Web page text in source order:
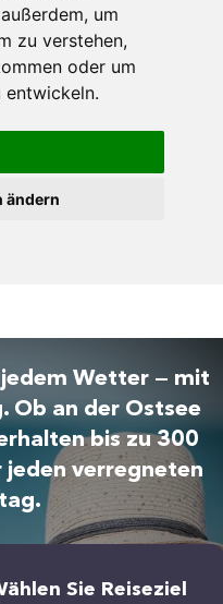
um
zu verstehen,
oder um
entwickeln.
ändern
Wetter — mit
Ob an der Ostsee
bis zu 300
jeden verregneten
Sie Reiseziel